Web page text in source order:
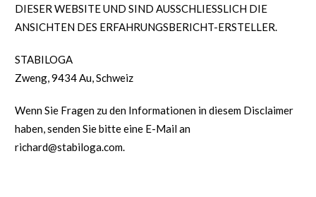
DIESER WEBSITE UND SIND AUSSCHLIESSLICH DIE
ANSICHTEN DES ERFAHRUNGSBERICHT-ERSTELLER.
STABILOGA
Zweng, 9434 Au, Schweiz
Wenn Sie Fragen zu den Informationen in diesem Disclaimer
haben, senden Sie bitte eine E-Mail an
richard@stabiloga.com.